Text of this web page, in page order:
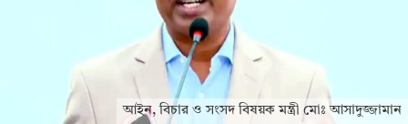
আইন, বিচার ও সংসদ বিষয়ক মন্ত্রী মোঃ আসাদুজ্জামান